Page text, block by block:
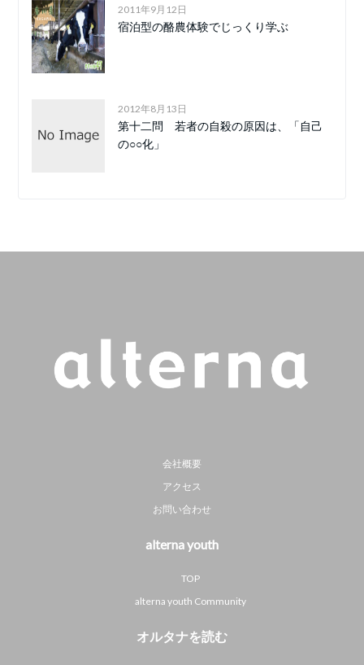
2011年9月12日
宿泊型の酪農体験でじっくり学ぶ
2012年8月13日
第十二問 若者の自殺の原因は、「自己
の○○化」
会社概要
アクセス
お問い合わせ
alterna youth
TOP
alterna youth Community
オルタナを読む